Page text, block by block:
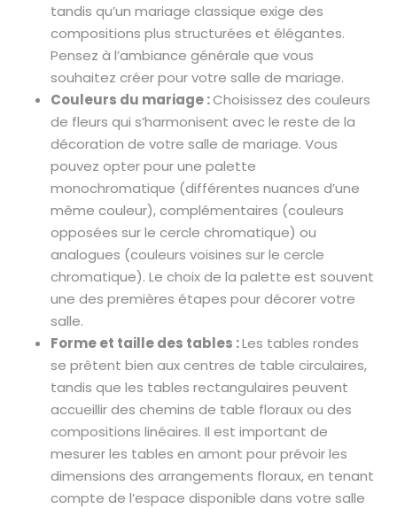
tandis qu’un mariage classique exige des
compositions plus structurées et élégantes.
Pensez à l’ambiance générale que vous
souhaitez créer pour votre salle de mariage.
Couleurs du mariage :Choisissez des couleurs
de fleurs qui s’harmonisent avec le reste de la
décoration de votre salle de mariage. Vous
pouvez opter pour une palette
monochromatique (différentes nuances d’une
même couleur), complémentaires (couleurs
opposées sur le cercle chromatique) ou
analogues (couleurs voisines sur le cercle
chromatique). Le choix de la palette est souvent
une des premières étapes pour décorer votre
salle.
Forme et taille des tables :Les tables rondes
se prêtent bien aux centres de table circulaires,
tandis que les tables rectangulaires peuvent
accueillir des chemins de table floraux ou des
compositions linéaires. Il est important de
mesurer les tables en amont pour prévoir les
dimensions des arrangements floraux, en tenant
compte de l’espace disponible dans votre salle